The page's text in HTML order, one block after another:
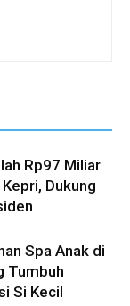
Rp97 Miliar
Dukung
Spa Anak di
Tumbuh
Si Kecil